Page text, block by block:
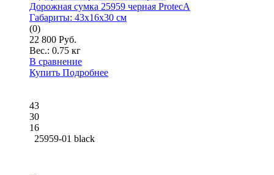
Дорожная сумка 25959 черная ProtecA
Габариты: 43x16x30 см
(0)
22 800 Руб.
Вес.: 0.75 кг
В сравнение
Купить Подробнее
43
30
16
25959-01 black